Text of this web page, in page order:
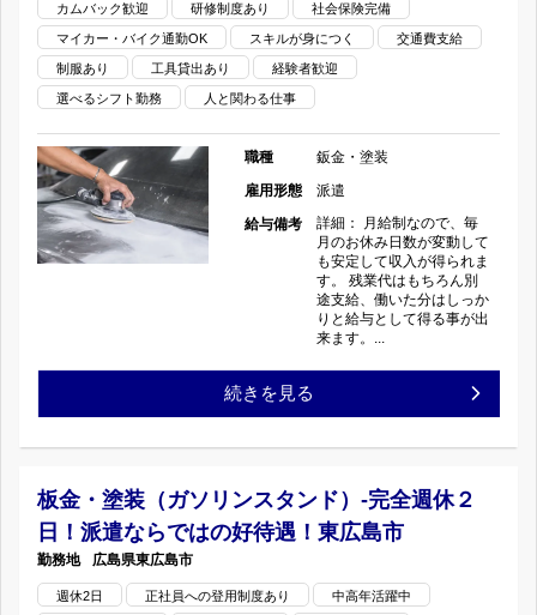
取
り
付
け・
の
歓
迎！
あ
る
方
お
待
ソ
リ
ン
全
週
休
２
日！
カムバック歓迎 研修制度あり 社会保険完備
マイカー・バイク通勤OK スキルが身につく 交通費支給
制服あり 工具貸出あり 経験者歓迎
選べるシフト勤務 人と関わる仕事
職種
鈑金・塗装
雇用形態
派遣
給与備考
詳細： 月給制なので、毎
月のお休み日数が変動して
も安定して収入が得られま
す。 残業代はもちろん別
途支給、働いた分はしっか
りと給与として得る事が出
来ます。...
板
塗
装
（ガ
続きを見る
板金・塗装（ガソリンスタンド）-完全週休２
日！派遣ならではの好待遇！東広島市
広島県東広島市
週休2日 正社員への登用制度あり 中高年活躍中